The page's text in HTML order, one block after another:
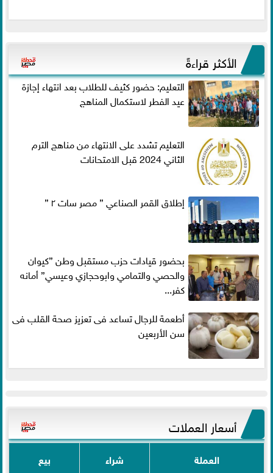
الأكثر قراءةً
التعليم: حضور كثيف للطلاب بعد انتهاء إجازة
عيد الفطر لاستكمال المناهج
التعليم تشدد على الانتهاء من مناهج الترم
الثاني 2024 قبل الامتحانات
إطلاق القمر الصناعي ” مصر سات ٢ ”
بحضور قيادات حزب مستقبل وطن ”كيوان
والحصي والتمامي وابوحجازي وعيسي” أمانه
كفر...
أطعمة للرجال تساعد فى تعزيز صحة القلب فى
سن الأربعين
أسعار العملات
العملة شراء بيع